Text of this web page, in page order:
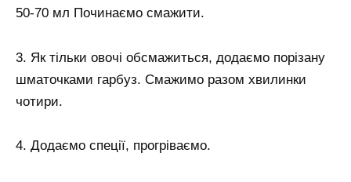
50-70 мл Починаємо смажити.
3. Як тільки овочі обсмажиться, додаємо порізану
шматочками гарбуз. Смажимо разом хвилинки
чотири.
4. Додаємо спеції, прогріваємо.